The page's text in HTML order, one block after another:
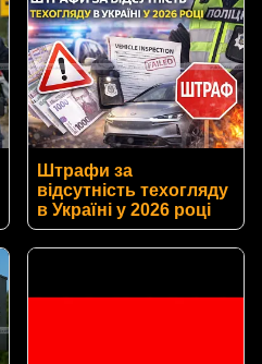
Штрафи за
відсутність техогляду
в Україні у 2026 році